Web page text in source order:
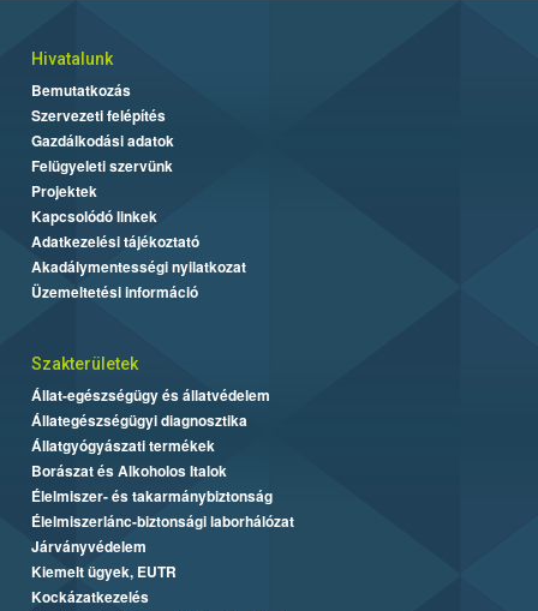
Hivatalunk
Bemutatkozás
Szervezeti felépítés
Gazdálkodási adatok
Felügyeleti szervünk
Projektek
Kapcsolódó linkek
Adatkezelési tájékoztató
Akadálymentességi nyilatkozat
Üzemeltetési információ
Szakterületek
Állat-egészségügy és állatvédelem
Állategészségügyi diagnosztika
Állatgyógyászati termékek
Borászat és Alkoholos Italok
Élelmiszer- és takarmánybiztonság
Élelmiszerlánc-biztonsági laborhálózat
Járványvédelem
Kiemelt ügyek, EUTR
Kockázatkezelés